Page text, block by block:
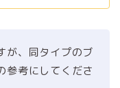
が、同タイプのブ
参考にしてくださ